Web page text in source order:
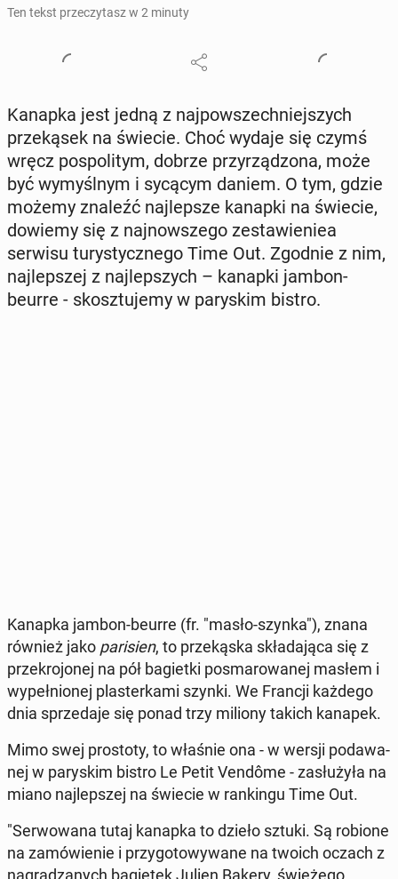
Ten tekst przeczytasz w 2 minuty
Kanapka jest jedną z naj­pow­szech­niej­szych
prze­ką­sek na świecie. Choć wydaje się czymś
wręcz po­spo­li­tym, dobrze przy­rzą­dzo­na, może
być wy­myśl­nym i sycącym daniem. O tym, gdzie
możemy znaleźć naj­lep­sze kanapki na świecie,
dowiemy się z naj­now­sze­go ze­sta­wie­niea
serwisu tu­ry­stycz­ne­go Time Out. Zgodnie z nim,
naj­lep­szej z naj­lep­szych – kanapki jambon-
beurre - skosz­tu­je­my w pa­ry­skim bistro.
Kanapka jambon-beurre (fr. "masło-szynka"), znana
również jako pa­ri­sien, to prze­ką­ska skła­da­ją­ca się z
prze­kro­jo­nej na pół ba­giet­ki po­sma­ro­wa­nej masłem i
wy­peł­nio­nej pla­ster­ka­mi szynki. We Francji każdego
dnia sprze­da­je się ponad trzy miliony takich kanapek.
Mimo swej pro­sto­ty, to właśnie ona - w wersji po­da­wa­
nej w pa­ry­skim bistro Le Petit Vendôme - za­słu­ży­ła na
miano naj­lep­szej na świecie w ran­kin­gu Time Out.
"Ser­wo­wa­na tutaj kanapka to dzieło sztuki. Są robione
na za­mó­wie­nie i przy­go­to­wy­wa­ne na twoich oczach z
na­gra­dza­nych ba­gie­tek Julien Bakery, świe­że­go